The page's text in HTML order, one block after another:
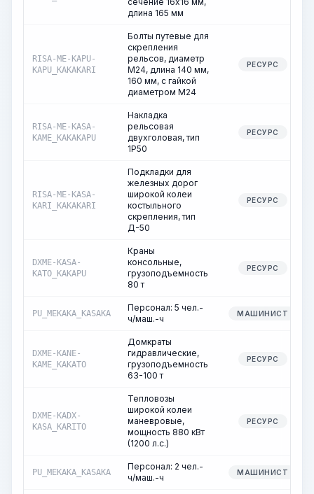
длина 165 мм
RISA-ME-KAPU-
KAPU_KAKAKARI
Болты путевые для
скрепления
рельсов, диаметр
М24, длина 140 мм,
160 мм, с гайкой
диаметром М24
РЕСУРС
RISA-ME-KASA-
KAME_KAKAKAPU
Накладка
рельсовая
двухголовая, тип
1Р50
РЕСУРС
RISA-ME-KASA-
KARI_KAKAKARI
Подкладки для
железных дорог
широкой колеи
костыльного
скрепления, тип
Д-50
РЕСУРС
DXME-KASA-
KATO_KAKAPU
Краны
консольные,
грузоподъемность
80 т
РЕСУРС
PU_MEKAKA_KASAKA
Персонал: 5 чел.-
ч/маш.-ч
МАШИНИСТ
DXME-KANE-
KAME_KAKATO
Домкраты
гидравлические,
грузоподъемность
63-100 т
РЕСУРС
DXME-KADX-
KASA_KARITO
Тепловозы
широкой колеи
маневровые,
мощность 880 кВт
(1200 л.с.)
РЕСУРС
PU_MEKAKA_KASAKA
Персонал: 2 чел.-
ч/маш.-ч
МАШИНИСТ